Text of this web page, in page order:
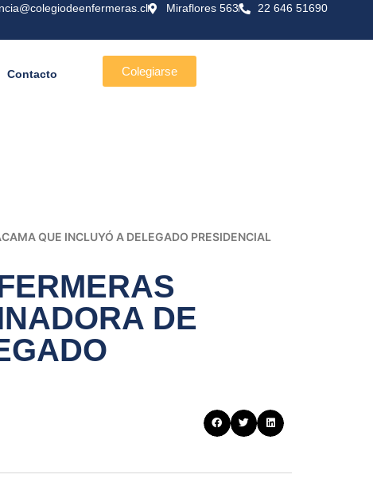
Miraflores 563 22 646 51690
Contacto Colegiarse
QUE INCLUYÓ A DELEGADO PRESIDENCIAL
DE